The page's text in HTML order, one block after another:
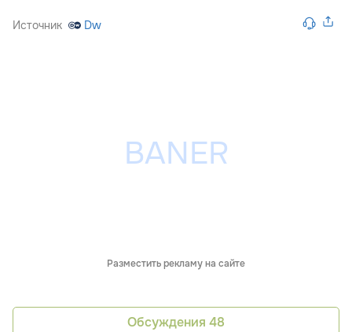
Источник Dw
Разместить рекламу на сайте
Обсуждения 48